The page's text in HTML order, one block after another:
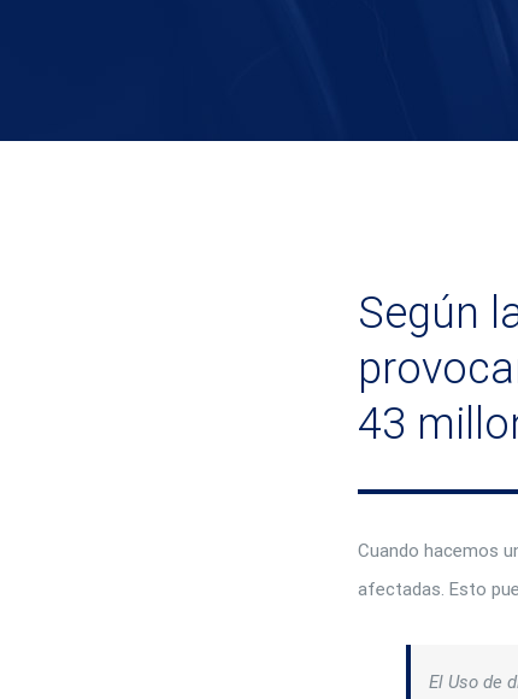
Según
43
Cuando hacemos
afectadas. Esto
El Uso de